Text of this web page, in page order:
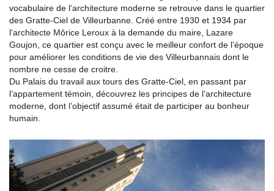
vocabulaire de l’architecture moderne se retrouve dans le quartier
des Gratte-Ciel de Villeurbanne. Créé entre 1930 et 1934 par
l’architecte Môrice Leroux à la demande du maire, Lazare
Goujon, ce quartier est conçu avec le meilleur confort de l’époque
pour améliorer les conditions de vie des Villeurbannais dont le
nombre ne cesse de croitre.
Du Palais du travail aux tours des Gratte-Ciel, en passant par
l’appartement témoin, découvrez les principes de l’architecture
moderne, dont l’objectif assumé était de participer au bonheur
humain.